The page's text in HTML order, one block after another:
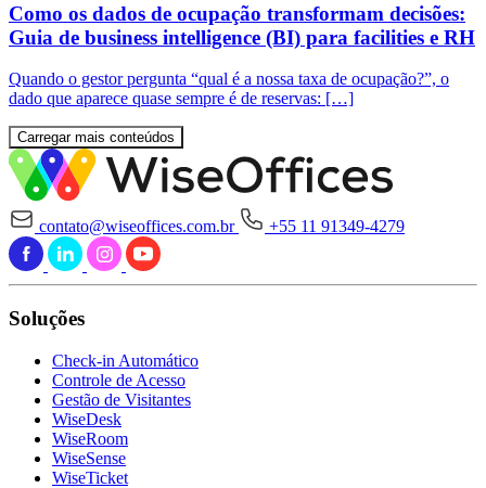
Como os dados de ocupação transformam decisões:
Guia de business intelligence (BI) para facilities e RH
Quando o gestor pergunta “qual é a nossa taxa de ocupação?”, o
dado que aparece quase sempre é de reservas: […]
Carregar mais conteúdos
contato@wiseoffices.com.br +55 11 91349-4279
Soluções
Check-in Automático
Controle de Acesso
Gestão de Visitantes
WiseDesk
WiseRoom
WiseSense
WiseTicket